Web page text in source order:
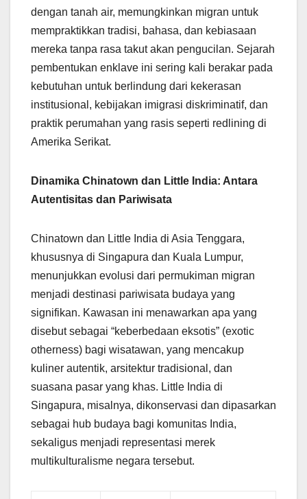
dengan tanah air, memungkinkan migran untuk
mempraktikkan tradisi, bahasa, dan kebiasaan
mereka tanpa rasa takut akan pengucilan. Sejarah
pembentukan enklave ini sering kali berakar pada
kebutuhan untuk berlindung dari kekerasan
institusional, kebijakan imigrasi diskriminatif, dan
praktik perumahan yang rasis seperti redlining di
Amerika Serikat.
Dinamika Chinatown dan Little India: Antara
Autentisitas dan Pariwisata
Chinatown dan Little India di Asia Tenggara,
khususnya di Singapura dan Kuala Lumpur,
menunjukkan evolusi dari permukiman migran
menjadi destinasi pariwisata budaya yang
signifikan. Kawasan ini menawarkan apa yang
disebut sebagai “keberbedaan eksotis” (exotic
otherness) bagi wisatawan, yang mencakup
kuliner autentik, arsitektur tradisional, dan
suasana pasar yang khas. Little India di
Singapura, misalnya, dikonservasi dan dipasarkan
sebagai hub budaya bagi komunitas India,
sekaligus menjadi representasi merek
multikulturalisme negara tersebut.